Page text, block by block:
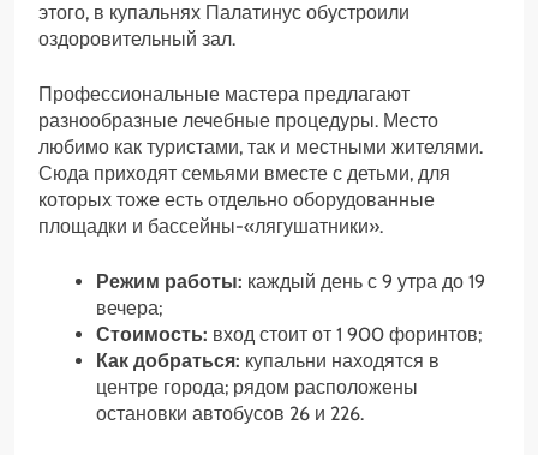
этого, в купальнях Палатинус обустроили
оздоровительный зал.
Профессиональные мастера предлагают
разнообразные лечебные процедуры. Место
любимо как туристами, так и местными жителями.
Сюда приходят семьями вместе с детьми, для
которых тоже есть отдельно оборудованные
площадки и бассейны-«лягушатники».
Режим работы: каждый день с 9 утра до 19
вечера;
Стоимость: вход стоит от 1 900 форинтов;
Как добраться: купальни находятся в
центре города; рядом расположены
остановки автобусов 26 и 226.